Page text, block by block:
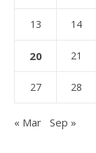
13 14
20 21
27 28
« Mar Sep »